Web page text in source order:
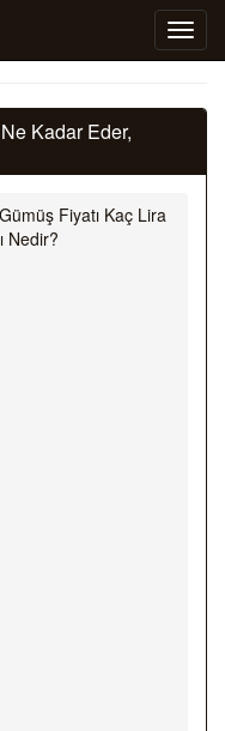
Kadar Eder,
Fiyatı Kaç Lira
Nedir?